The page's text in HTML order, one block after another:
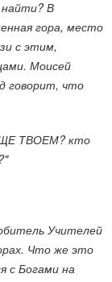
В
гора, место
с этим,
Моисей
говорит, что
ТВОЕМ? кто
Учителей
Что же это
с Богами на